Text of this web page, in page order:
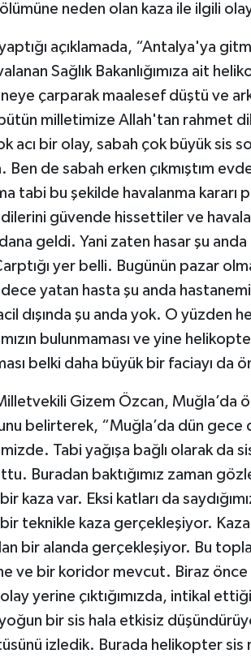
neden olan kaza ile ilgili
açıklamada, “Antalya'ya
Sağlık Bakanlığımıza ait
çarparak maalesef düştü ve
milletimize Allah'tan rahmet
acı bir olay, sabah çok büyük sis
Ben de sabah erken çıkmıştım
tabi bu şekilde havalanma kararı
güvende hissettiler ve
geldi. Yani zaten hasar şu
yer belli. Bugünün pazar
yatan hasta şu anda
dışında şu anda yok. O yüzden
bulunmaması ve yine
belki daha büyük bir faciayı da
Gizem Özcan, Muğla’da
belirterek, “Muğla’da dün gece
Tabi yağışa bağlı olarak da
Buradan baktığımız zaman
kaza var. Eksi katları da
teknikle kaza gerçekleşiyor.
bir alanda gerçekleşiyor. Bu
ve bir koridor mevcut. Biraz önce
yerine çıktığımızda, intikal
yoğun bir sis hala etkisiz
izledik. Burada helikopter sis